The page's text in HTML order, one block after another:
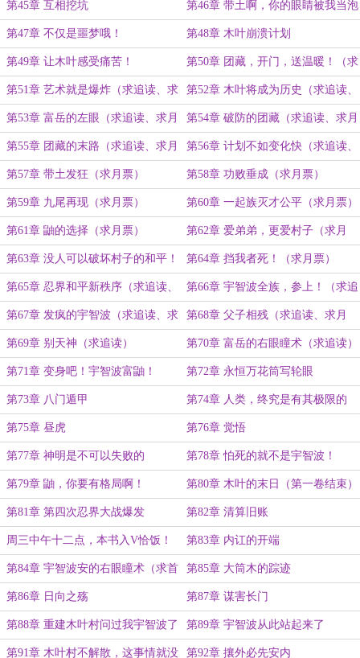
第45章 互相挖坑 第46章 带土啊，你的眼睛被我当泡
踩了呦！
第47章 不仅是噩梦哦！ 第48章 木叶崩溃计划
第49章 让木叶感受痛苦！ 第50章 团藏，开门，送温暖！（求
月票）
第51章 艺术就是爆炸（求追读、求
月票）
第52章 木叶将成为历史（求追读、
求月票）
第53章 富岳的左眼（求追读、求月
票）
第54章 破防的团藏（求追读、求月
票）
第55章 团藏的末路（求追读、求月
票）
第56章 计划不如变化快（求追读、
求月票）
第57章 带土发狂（求月票） 第58章 功败垂成（求月票）
第59章 九尾再现（求月票） 第60章 一起族灭才公平（求月票）
第61章 鼬的选择（求月票） 第62章 爱弟弟，更爱村子（求月
票）
第63章 没人可以破坏村子的和平！
（求月票）
第64章 挡我者死！（求月票）
第65章 忍界和平新秩序（求追读、
求月票）
第66章 宇智波全族，参上！（求追
读、求月票）
第67章 发疯的宇智波（求追读、求
月票）
第68章 父子相残（求追读、求月
票）
第69章 别天神（求追读） 第70章 富岳的右眼瞳术（求追读）
第71章 变身吧！宇智波富鼬！ 第72章 永恒万花筒写轮眼
第73章 八门遁甲 第74章 人类，终究是有其极限的
第75章 昼虎 第76章 觉悟
第77章 神明是不可以失败的 第78章 怕死的就不是宇智波！
第79章 鼬，你要有格局啊！ 第80章 木叶的末日（第一卷结束）
第81章 第四次忍界大战爆发 第82章 清算旧账
周三中午十二点，本书入V恰饭！ 第83章 内讧的开端
第84章 宇智波安的右眼瞳术（求首
订！）
第85章 大筒木的踪迹
第86章 日向之殇 第87章 谋害长门
第88章 重建木叶村问过我宇智波了
吗
第89章 宇智波从此站起来了
第91章 木叶村不解散，这事情就没 第92章 攘外必先安内